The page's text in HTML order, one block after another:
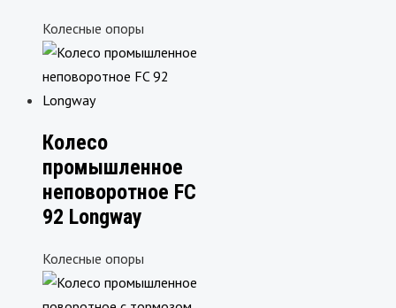
Колесные опоры
Колесо
промышленное
неповоротное FC
92 Longway
Колесные опоры